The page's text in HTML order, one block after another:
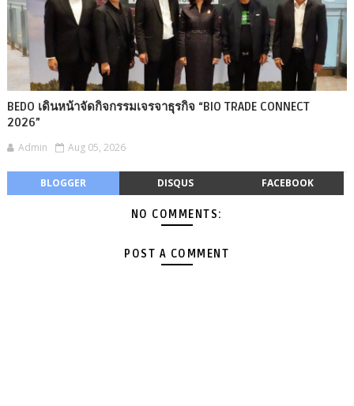
BEDO เดินหน้าจัดกิจกรรมเจรจาธุรกิจ “BIO TRADE CONNECT
2026”
Admin Aug 05, 2026
BLOGGER DISQUS FACEBOOK
NO COMMENTS:
POST A COMMENT